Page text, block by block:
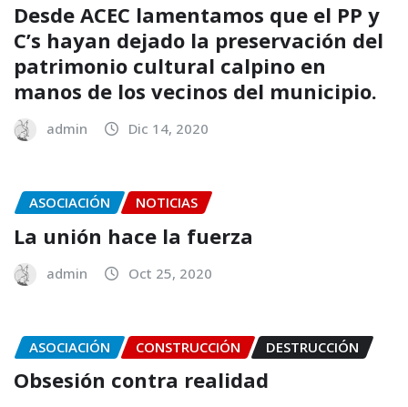
Desde ACEC lamentamos que el PP y
C’s hayan dejado la preservación del
patrimonio cultural calpino en
manos de los vecinos del municipio.
admin Dic 14, 2020
ASOCIACIÓN NOTICIAS
La unión hace la fuerza
admin Oct 25, 2020
ASOCIACIÓN CONSTRUCCIÓN DESTRUCCIÓN
Obsesión contra realidad